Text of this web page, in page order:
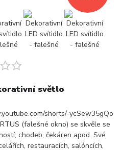
světlo
shorts/-ycSew35gQo
(falešné okno) se skvěle se
chodeb, čekáren apod. Své
restauracích, salóncích,